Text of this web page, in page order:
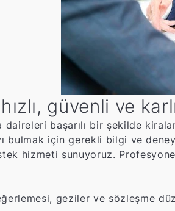
güvenli ve
başarılı bir şekilde
bulmak için gerekli bilgi ve
hizmeti sunuyoruz.
geziler ve sözleşme